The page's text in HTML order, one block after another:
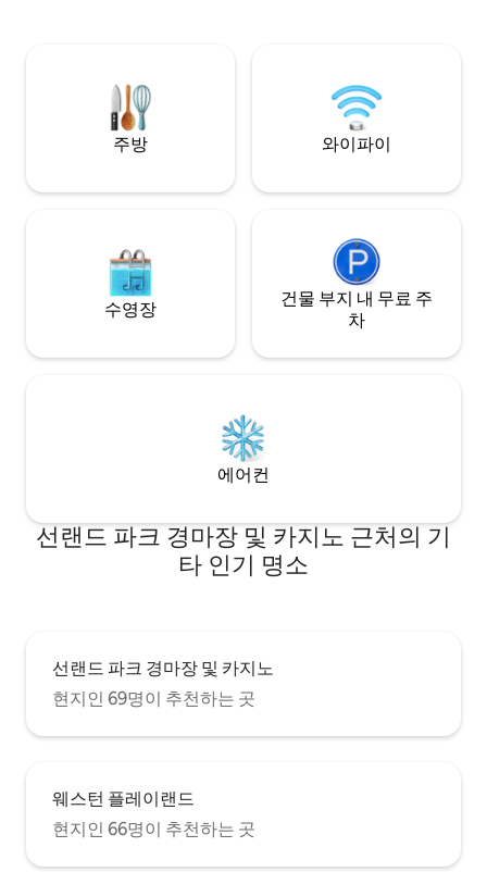
식을 취하실 수도 있습니다. 친구들과 함께
여행하시나요? 바로 옆에 있는 카시타 티에
라 로사를 확인해 보세요.
주방 와이파이
수영장
건물 부지 내 무료 주
차
에어컨
선랜드 파크 경마장 및 카지노 근처의 기
타 인기 명소
선랜드 파크 경마장 및 카지노
현지인 69명이 추천하는 곳
웨스턴 플레이랜드
현지인 66명이 추천하는 곳